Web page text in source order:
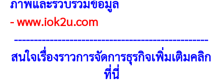
ภาพและรวบรวมข้อมูล
-www.iok2u.com
-------------------------------------------------
สนใจเรื่องราวการจัดการธุรกิจเพิ่มเติมคลิก
ที่นี่